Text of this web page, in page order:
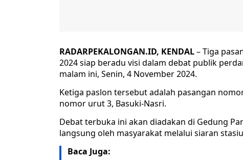
RADARPEKALONGAN.ID, KENDAL– Tiga
2024 siap beradu visi dalam debat publik
malam ini, Senin, 4 November 2024.
Ketiga paslon tersebut adalah pasangan
nomor urut 3, Basuki-Nasri.
Debat terbuka ini akan diadakan di Gedung
langsung oleh masyarakat melalui siaran
Baca Juga: